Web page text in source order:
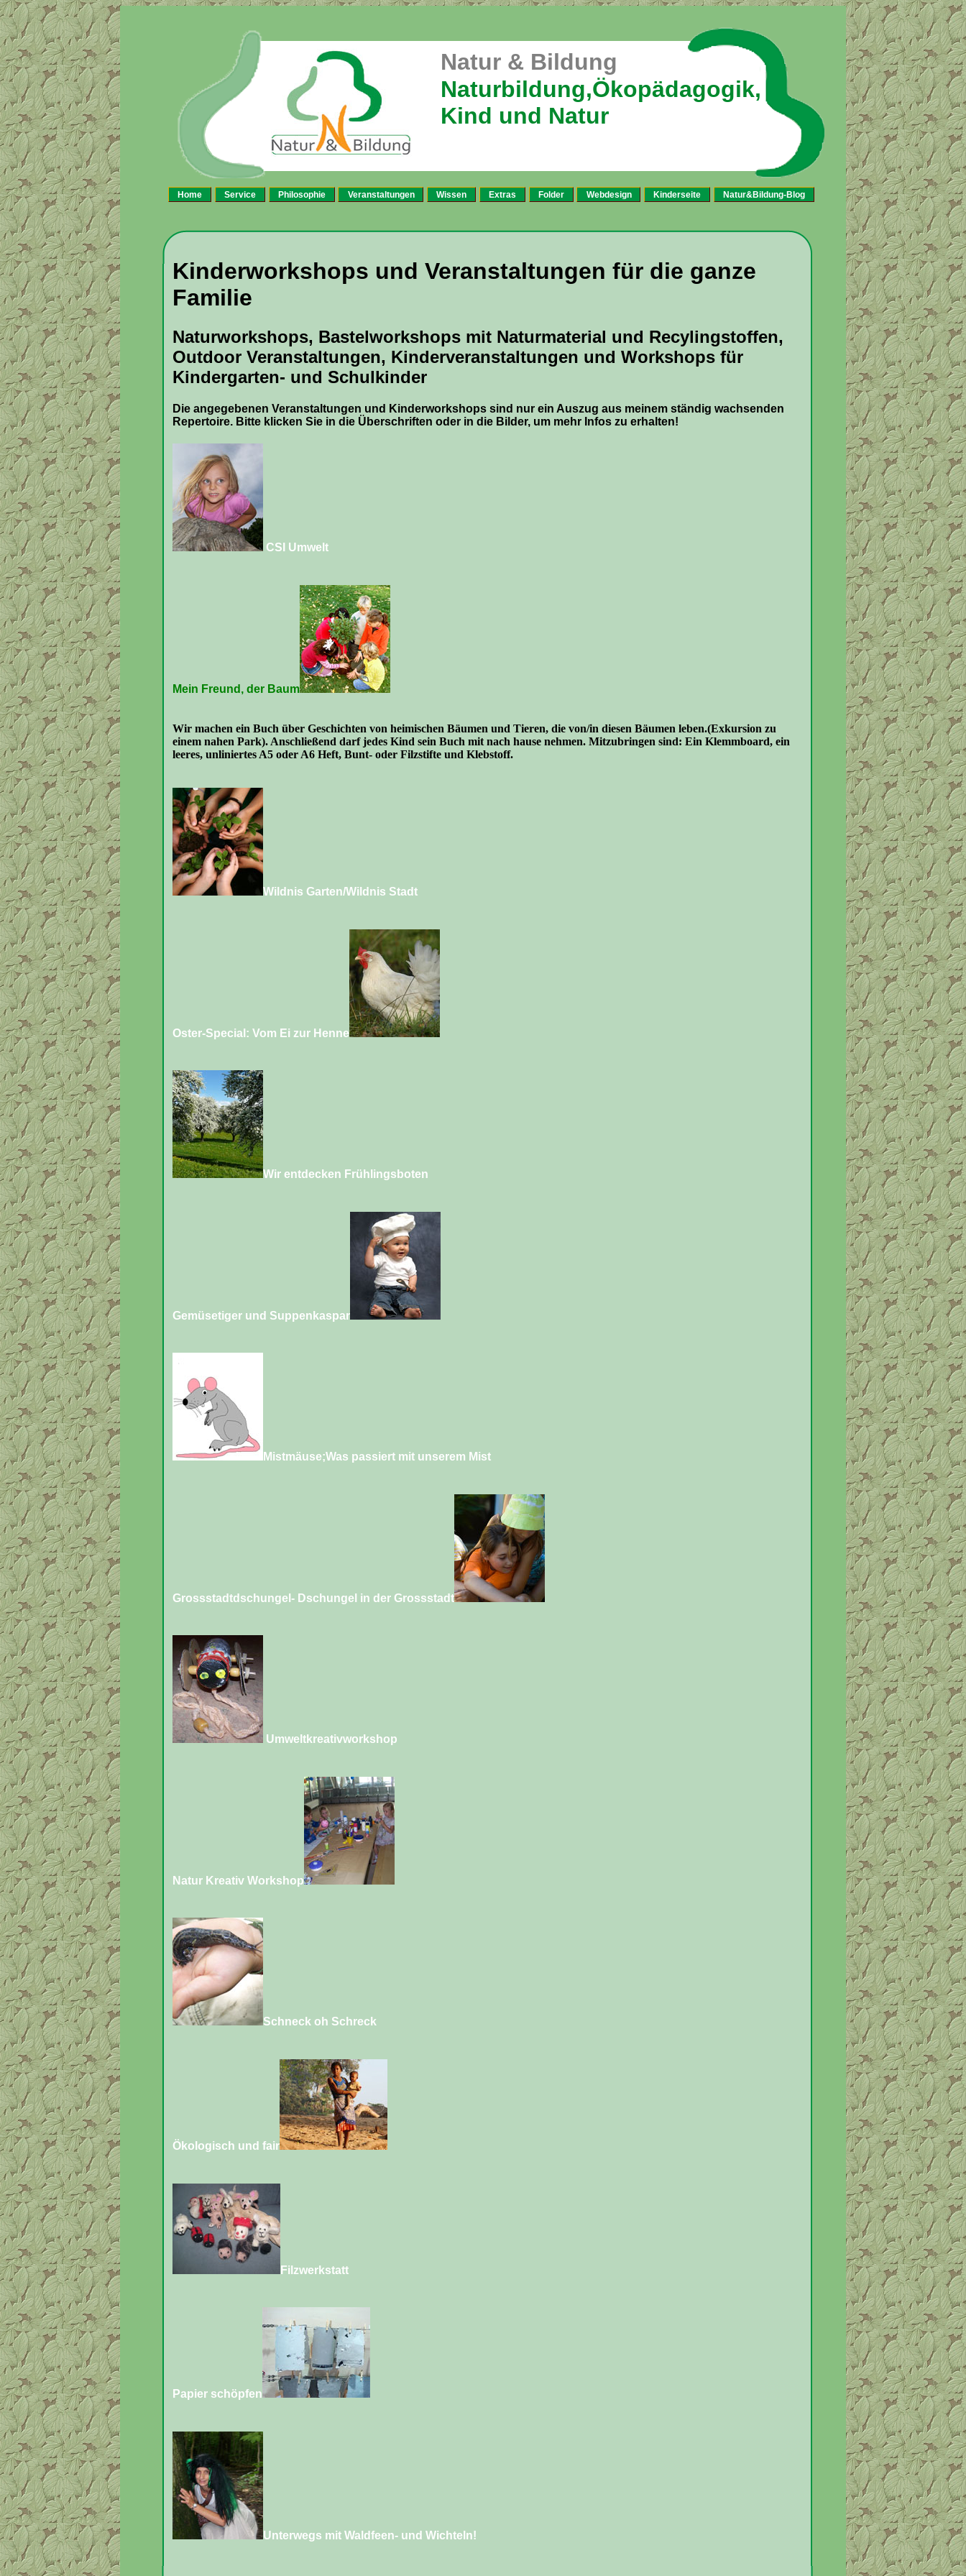
Natur & Bildung
Naturbildung,Ökopädagogik,
Kind und Natur
Home Service Philosophie Veranstaltungen Wissen Extras Folder Webdesign Kinderseite Natur&Bildung-Blog
Kinderworkshops und Veranstaltungen für die ganze
Familie
Naturworkshops, Bastelworkshops mit Naturmaterial und Recylingstoffen,
Outdoor Veranstaltungen, Kinderveranstaltungen und Workshops für
Kindergarten- und Schulkinder
Die angegebenen Veranstaltungen und Kinderworkshops sind nur ein Auszug aus meinem ständig wachsenden
Repertoire. Bitte klicken Sie in die Überschriften oder in die Bilder, um mehr Infos zu erhalten!
CSI Umwelt
Mein Freund, der Baum
Wir machen ein Buch über Geschichten von heimischen Bäumen und Tieren, die von/in diesen Bäumen leben.(Exkursion zu
einem nahen Park). Anschließend darf jedes Kind sein Buch mit nach hause nehmen. Mitzubringen sind: Ein Klemmboard, ein
leeres, unliniertes A5 oder A6 Heft, Bunt- oder Filzstifte und Klebstoff.
Wildnis Garten/Wildnis Stadt
Oster-Special: Vom Ei zur Henne
Wir entdecken Frühlingsboten
Gemüsetiger und Suppenkaspar
Mistmäuse;Was passiert mit unserem Mist
Grossstadtdschungel- Dschungel in der Grossstadt
Umweltkreativworkshop
Natur Kreativ Workshop
Schneck oh Schreck
Ökologisch und fair
Filzwerkstatt
Papier schöpfen
Unterwegs mit Waldfeen- und Wichteln!